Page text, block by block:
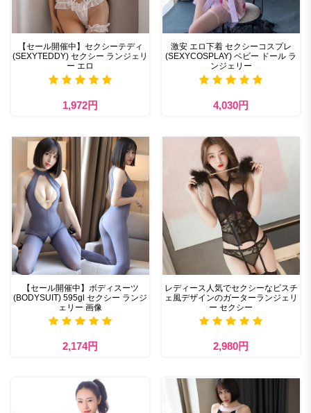
【セール開催中】セクシーテディ
(SEXYTEDDY) セクシー ランジェリ
ー エロ
1,972円
激安 エロ下着 セクシーコスプレ
(SEXYCOSPLAY) ベビー ドール ラ
ンジェリー
4,030円
【セール開催中】ボディスーツ
(BODYSUIT) 595gl セクシー ランジ
ェリー 画像
2,174円
レディース人気でセクシーなビスチ
ェ風デザインのガーターランジェリ
ー セクシー
2,980円